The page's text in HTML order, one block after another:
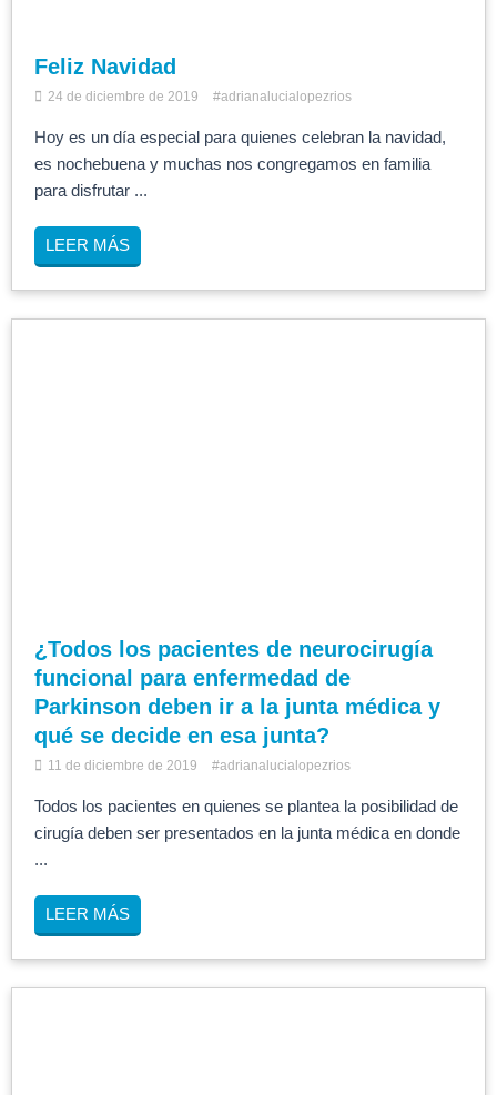
Feliz Navidad
24 de diciembre de 2019 #adrianalucialopezrios
Hoy es un día especial para quienes celebran la navidad,
es nochebuena y muchas nos congregamos en familia
para disfrutar ...
LEER MÁS
¿Todos los pacientes de neurocirugía
funcional para enfermedad de
Parkinson deben ir a la junta médica y
qué se decide en esa junta?
11 de diciembre de 2019 #adrianalucialopezrios
Todos los pacientes en quienes se plantea la posibilidad de
cirugía deben ser presentados en la junta médica en donde
...
LEER MÁS